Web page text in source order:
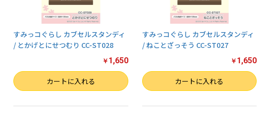
すみっコぐらし カブセルスタンディ
/ とかげとにせつむり CC-ST028
￥ 1,650
数量 カートに入れる
すみっコぐらし カブセルスタンディ
/ ねことざっそう CC-ST027
￥ 1,650
数量 カートに入れる